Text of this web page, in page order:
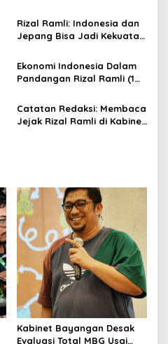
Rizal Ramli: Indonesia dan
Jepang Bisa Jadi Kekuatan
Ekonomi Indonesia Dalam
Pandangan Rizal Ramli (1
Catatan Redaksi: Membaca
Jejak Rizal Ramli di Kabinet
Kabinet Bayangan Desak
Evaluasi Total MBG Usai